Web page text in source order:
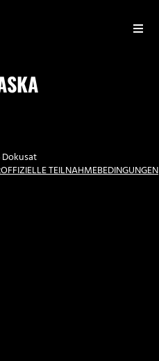
OFFIZIELLE TEILNAHMEBEDINGUNGEN